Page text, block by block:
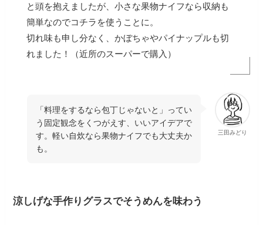
と頭を抱えましたが、小さな果物ナイフなら収納も
簡単なのでコチラを使うことに。
切れ味も申し分なく、かぼちゃやパイナップルも切
れました！（近所のスーパーで購入）
三田みどり
「料理をするなら包丁じゃないと」ってい
う固定観念をくつがえす、いいアイデアで
す。軽い自炊なら果物ナイフでも大丈夫か
も。
涼しげな手作りグラスでそうめんを味わう